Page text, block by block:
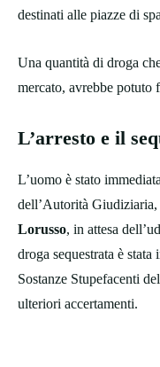
destinati alle piazze di
Una quantità di droga
mercato, avrebbe potuto
L’arresto e il
L’uomo è stato
dell’Autorità Giudiziaria,
Lorusso, in attesa
droga sequestrata è
Sostanze Stupefacenti
ulteriori accertamenti.